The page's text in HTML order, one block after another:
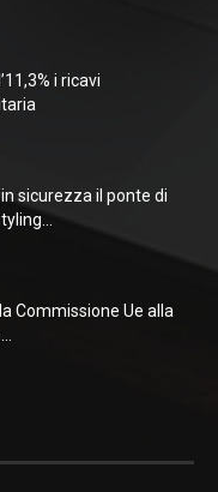
i ricavi
sicurezza il ponte di
Commissione Ue alla